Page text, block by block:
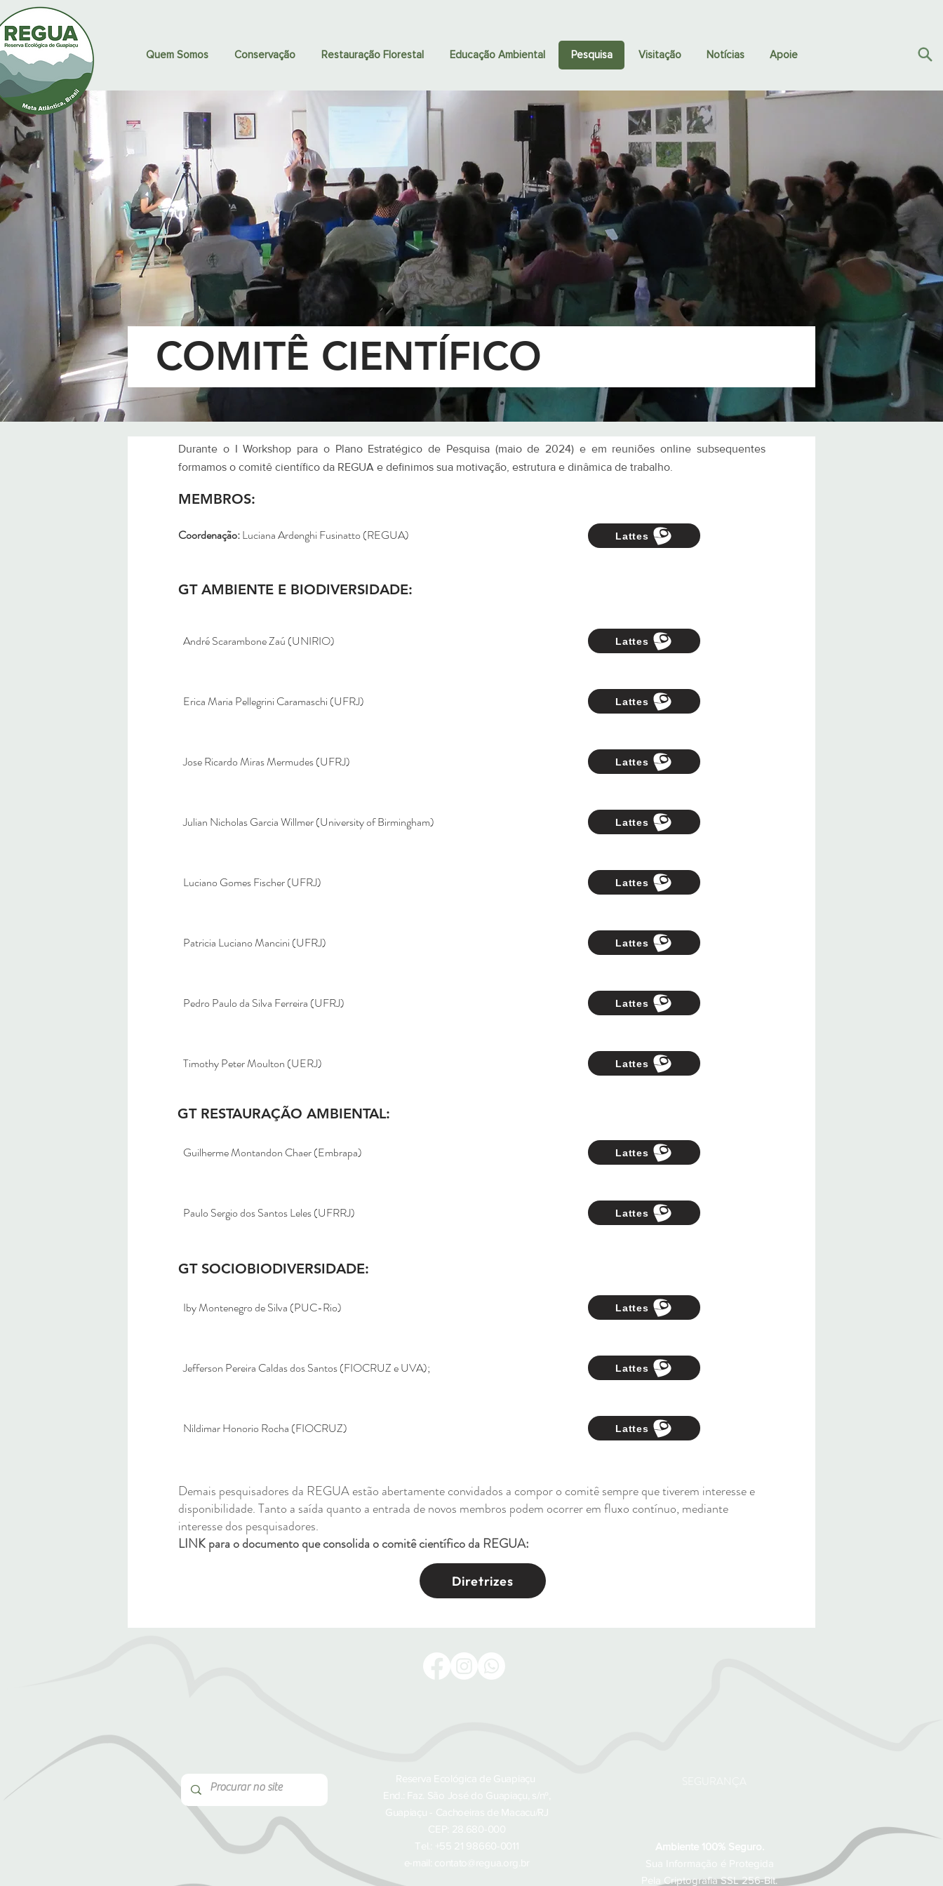
Quem Somos Conservação Restauração Florestal Educação Ambiental Pesquisa Visitação Notícias Apoie
COMITÊ CIENTÍFICO
Durante o I Workshop para o Plano Estratégico de Pesquisa (maio de 2024) e em reuniões online subsequentes
formamos o comitê científico da REGUA e definimos sua motivação, estrutura e dinâmica de trabalho.
MEMBROS:
Coordenação:Luciana Ardenghi Fusinatto (REGUA) Lattes
GT AMBIENTE E BIODIVERSIDADE:
André Scarambone Zaú (UNIRIO) Lattes
Erica Maria Pellegrini Caramaschi (UFRJ) Lattes
Jose Ricardo Miras Mermudes (UFRJ) Lattes
Julian Nicholas Garcia Willmer (University of Birmingham) Lattes
Luciano Gomes Fischer (UFRJ) Lattes
Patricia Luciano Mancini (UFRJ) Lattes
Pedro Paulo da Silva Ferreira (UFRJ) Lattes
Timothy Peter Moulton (UERJ) Lattes
GT RESTAURAÇÃO AMBIENTAL:
Guilherme Montandon Chaer (Embrapa) Lattes
Paulo Sergio dos Santos Leles (UFRRJ) Lattes
GT SOCIOBIODIVERSIDADE:
Iby Montenegro de Silva (PUC-Rio) Lattes
Jefferson Pereira Caldas dos Santos (FIOCRUZ e UVA); Lattes
Nildimar Honorio Rocha (FIOCRUZ) Lattes
Demais pesquisadores da REGUA estão abertamente convidados a compor o comitê sempre que tiverem interesse e
disponibilidade. Tanto a saída quanto a entrada de novos membros podem ocorrer em fluxo contínuo, mediante
interesse dos pesquisadores.
LINK para o documento que consolida o comitê científico da REGUA:
Diretrizes
Pela Criptografia SSL 256-Bit.